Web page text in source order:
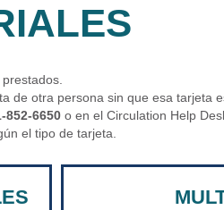
de otra persona sin que esa tarjeta
852-6650 o en el Circulation Help
el tipo de tarjeta.